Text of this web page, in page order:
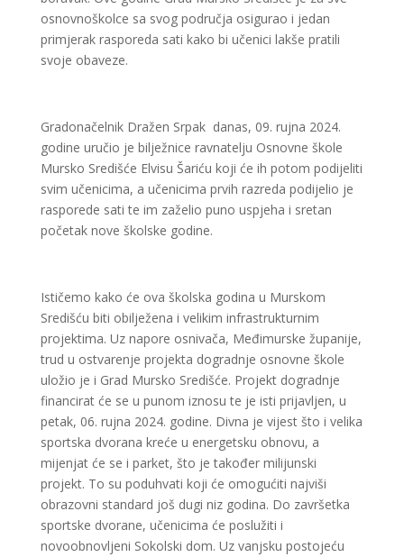
osnovnoškolce sa svog područja osigurao i jedan
primjerak rasporeda sati kako bi učenici lakše pratili
svoje obaveze.
Gradonačelnik Dražen Srpak danas, 09. rujna 2024.
godine uručio je bilježnice ravnatelju Osnovne škole
Mursko Središće Elvisu Šariću koji će ih potom podijeliti
svim učenicima, a učenicima prvih razreda podijelio je
rasporede sati te im zaželio puno uspjeha i sretan
početak nove školske godine.
Ističemo kako će ova školska godina u Murskom
Središću biti obilježena i velikim infrastrukturnim
projektima. Uz napore osnivača, Međimurske županije,
trud u ostvarenje projekta dogradnje osnovne škole
uložio je i Grad Mursko Središće. Projekt dogradnje
financirat će se u punom iznosu te je isti prijavljen, u
petak, 06. rujna 2024. godine. Divna je vijest što i velika
sportska dvorana kreće u energetsku obnovu, a
mijenjat će se i parket, što je također milijunski
projekt. To su poduhvati koji će omogućiti najviši
obrazovni standard još dugi niz godina. Do završetka
sportske dvorane, učenicima će poslužiti i
novoobnovljeni Sokolski dom. Uz vanjsku postojeću